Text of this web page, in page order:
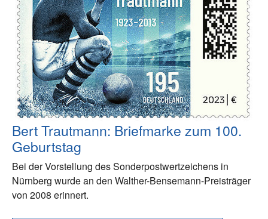
Bert Trautmann: Briefmarke zum 100.
Geburtstag
Bei der Vorstellung des Sonderpostwertzeichens in
Nürnberg wurde an den Walther-Bensemann-Preisträger
von 2008 erinnert.